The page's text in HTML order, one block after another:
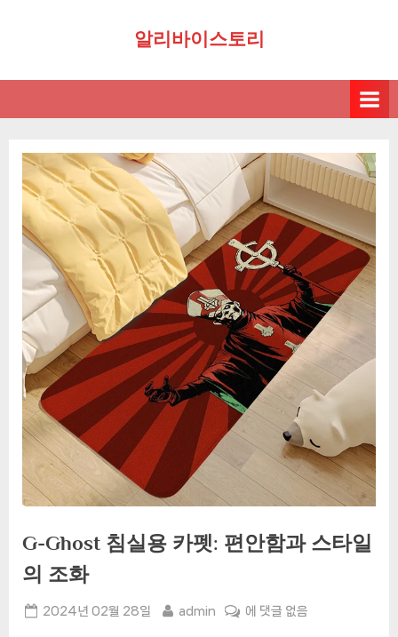
알리바이스토리
G-Ghost 침실용 카펫: 편안함과 스타일
의 조화
Posted
2024년 02월 28일 By
admin
G-
에 댓글 없음